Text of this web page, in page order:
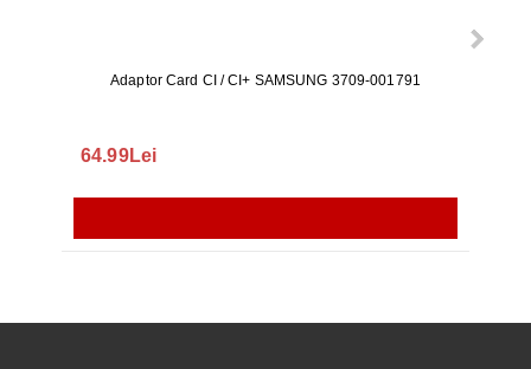
Adaptor Card CI / CI+ SAMSUNG 3709-001791
64.99Lei